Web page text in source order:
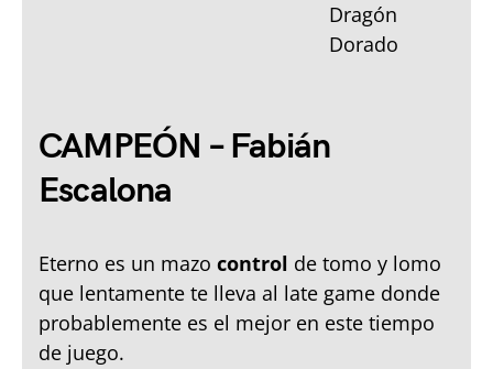
Dragón
Dorado
CAMPEÓN – Fabián
Escalona
Eterno es un mazo control de tomo y lomo
que lentamente te lleva al late game donde
probablemente es el mejor en este tiempo
de juego.